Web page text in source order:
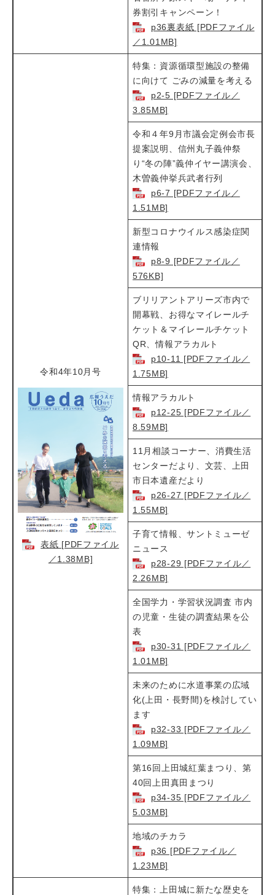
券割引キャンペーン！
p36裏表紙 [PDFファイル
／1.01MB]
令和4年10月号
表紙 [PDFファイル
／1.38MB]
特集：資源循環型施設の整備
に向けて ごみの減量を考える​
p2-5 [PDFファイル／
3.85MB]
令和４年9月市議会定例会市長
提案説明、信州丸子義仲祭
り“冬の陣”義仲イヤー講演会、
木曽義仲挙兵武者行列​​
p6-7 [PDFファイル／
1.51MB]
新型コロナウイルス感染症関
連情報​
p8-9 [PDFファイル／
576KB]
ブリリアントアリーズ市内で
開幕戦、お得なマイレールチ
ケット＆マイレールチケット
QR、情報アラカルト​​
p10-11 [PDFファイル／
1.75MB]
情報アラカルト​
p12-25 [PDFファイル／
8.59MB]
11月相談コーナー、消費生活
センターだより、文芸、上田
市日本遺産だより​
p26-27 [PDFファイル／
1.55MB]
子育て情報、サントミューゼ
ニュース​
p28-29 [PDFファイル／
2.26MB]
全国学力・学習状況調査 市内
の児童・生徒の調査結果を公
表​
p30-31 [PDFファイル／
1.01MB]
未来のために水道事業の広域
化(上田・長野間)を検討してい
ます​
p32-33 [PDFファイル／
1.09MB]
第16回上田城紅葉まつり、第
40回上田真田まつり​
p34-35 [PDFファイル／
5.03MB]
地域のチカラ​
p36 [PDFファイル／
1.23MB]
特集：上田城に新たな歴史を